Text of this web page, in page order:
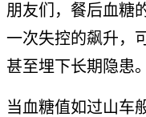
朋友们，餐后血糖
一次失控的飙升，
甚至埋下长期隐患。
当血糖值如过山车